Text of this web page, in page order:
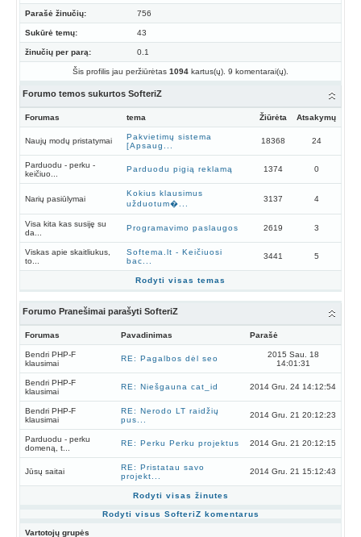
Parašė žinučių: 756
Sukūrė temų: 43
žinučių per parą: 0.1
Šis profilis jau peržiūrėtas 1094 kartus(ų). 9 komentarai(ų).
Forumo temos sukurtos SofteriZ
Forumas tema Žiūrėta Atsakymų
Naujų modų pristatymai
Pakvietimų sistema
[Apsaug...
18368 24
Parduodu - perku -
keičiuo...
Parduodu pigią reklamą 1374 0
Narių pasiūlymai
Kokius klausimus
užduotum�...
3137 4
Visa kita kas susiję su
da...
Programavimo paslaugos 2619 3
Viskas apie skaitliukus,
to...
Softema.lt - Keičiuosi
bac...
3441 5
Rodyti visas temas
Forumo Pranešimai parašyti SofteriZ
Forumas Pavadinimas Parašė
Bendri PHP-F
klausimai
RE: Pagalbos dėl seo
2015 Sau. 18
14:01:31
Bendri PHP-F
klausimai
RE: Niešgauna cat_id 2014 Gru. 24 14:12:54
Bendri PHP-F
klausimai
RE: Nerodo LT raidžių
pus...
2014 Gru. 21 20:12:23
Parduodu - perku
domeną, t...
RE: Perku Perku projektus 2014 Gru. 21 20:12:15
Jūsų saitai
RE: Pristatau savo
projekt...
2014 Gru. 21 15:12:43
Rodyti visas žinutes
Rodyti visus SofteriZ komentarus
Vartotojų grupės